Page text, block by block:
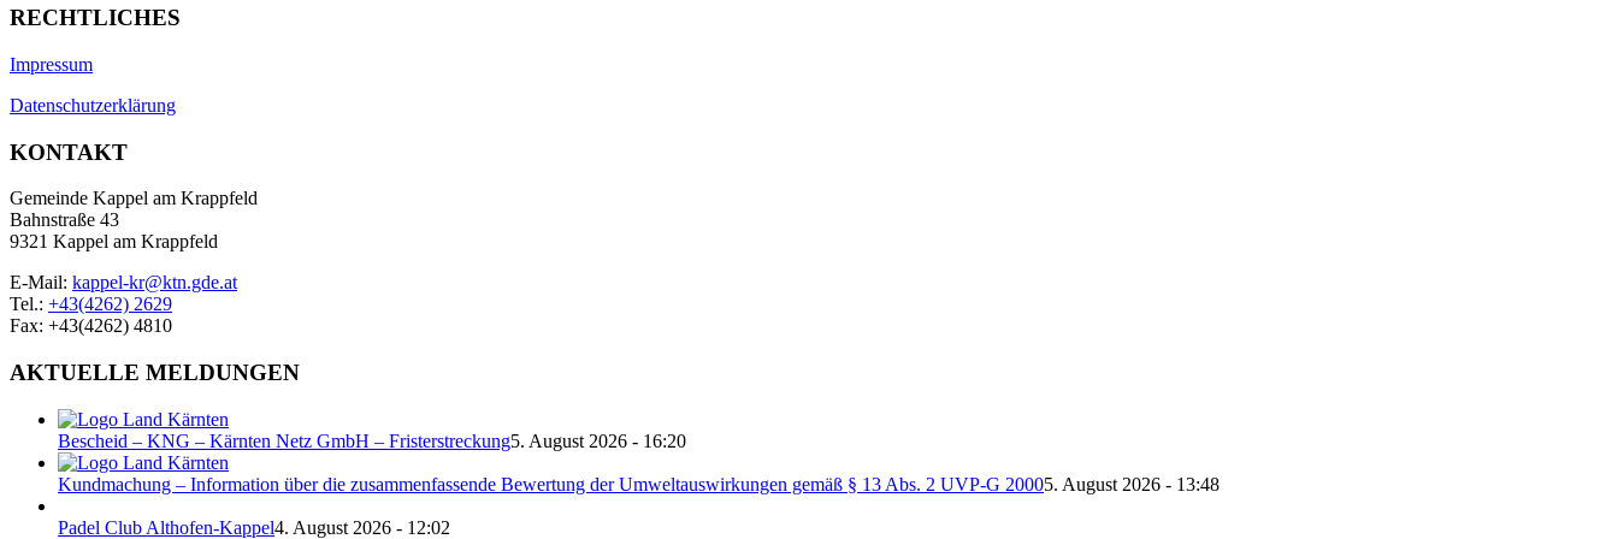
RECHTLICHES
Impressum
Datenschutzerklärung
KONTAKT
Gemeinde Kappel am Krappfeld
Bahnstraße 43
9321 Kappel am Krappfeld
E-Mail: kappel-kr@ktn.gde.at
Tel.: +43(4262) 2629
Fax: +43(4262) 4810
AKTUELLE MELDUNGEN
Bescheid – KNG – Kärnten Netz GmbH – Fristerstreckung5. August 2026 - 16:20
Kundmachung – Information über die zusammenfassende Bewertung der Umweltauswirkungen gemäß § 13 Abs. 2 UVP-G 20005. August 2026 - 13:48
Padel Club Althofen-Kappel4. August 2026 - 12:02